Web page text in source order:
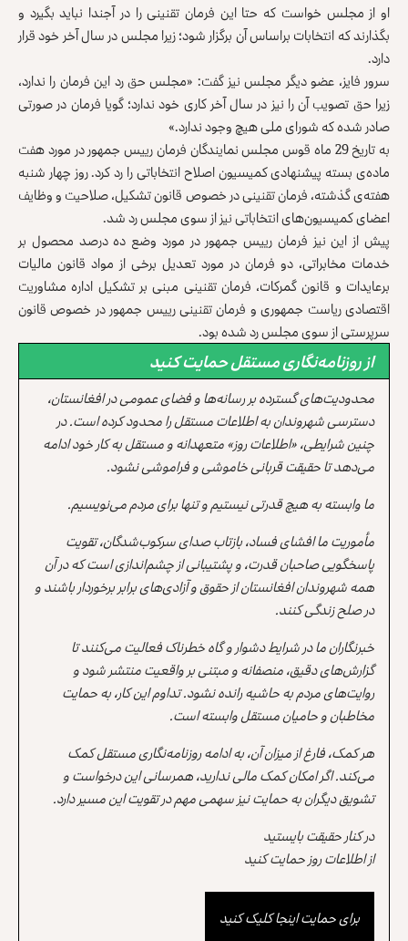
او از مجلس خواست که حتا این فرمان تقنینی را در آجندا نباید بگیرد و
بگذارند که انتخابات براساس آن برگزار شود؛ زیرا مجلس در سال آخر خود قرار
دارد.
سرور فایز، عضو دیگر مجلس نیز گفت: «مجلس حق رد این فرمان را ندارد،
زیرا حق تصویب آن را نیز در سال آخر کاری خود ندارد؛ گویا فرمان در صورتی
صادر شده که شورای ملی هیچ وجود ندارد.»
به تاریخ 29 ماه قوس مجلس نمایندگان فرمان رييس جمهور در مورد هفت
ماده‌ی بسته پيشنهادى کميسيون اصلاح انتخاباتی را رد کرد. روز چهار شنبه
هفته‌ی گذشته، فرمان تقنینی در خصوص قانون تشکیل، صلاحیت و وظایف
اعضای کمیسیون‌های انتخاباتی نیز از سوی مجلس رد شد.
پیش از این نیز فرمان رييس جمهور در مورد وضع ده درصد محصول بر
خدمات مخابراتى، دو فرمان در مورد تعدیل برخی از مواد قانون مالیات
برعایدات و قانون گمرکات، فرمان تقنینی مبنی بر تشکیل اداره مشاوریت
اقتصادی ریاست جمهوری و فرمان تقنینی رییس جمهور در خصوص قانون
سرپرستی از سوی مجلس رد شده بود.
از روزنامه‌نگاری مستقل حمایت کنید
محدودیت‌های گسترده بر رسانه‌ها و فضای عمومی در افغانستان،
دسترسی شهروندان به اطلاعات مستقل را محدود کرده است. در
چنین شرایطی، «اطلاعات روز» متعهدانه و مستقل به کار خود ادامه
می‌دهد تا حقیقت قربانی خاموشی و فراموشی نشود.
ما وابسته به هیچ قدرتی نیستیم و تنها برای مردم می‌نویسیم.
مأموریت ما افشای فساد، بازتاب صدای سرکوب‌شدگان، تقویت
پاسخگویی صاحبان قدرت، و پشتیبانی از چشم‌اندازی است که در آن
همه شهروندان افغانستان از حقوق و آزادی‌های برابر برخوردار باشند و
در صلح زندگی کنند.
خبرنگاران ما در شرایط دشوار و گاه خطرناک فعالیت می‌کنند تا
گزارش‌های دقیق، منصفانه و مبتنی بر واقعیت منتشر شود و
روایت‌های مردم به حاشیه رانده نشود. تداوم این کار، به حمایت
مخاطبان و حامیان مستقل وابسته است.
هر کمک، فارغ از میزان آن، به ادامه روزنامه‌نگاری مستقل کمک
می‌کند. اگر امکان کمک مالی ندارید، همرسانی این درخواست و
تشویق دیگران به حمایت نیز سهمی مهم در تقویت این مسیر دارد.
در کنار حقیقت بایستید
از اطلاعات روز حمایت کنید
برای حمایت اینجا کلیک کنید